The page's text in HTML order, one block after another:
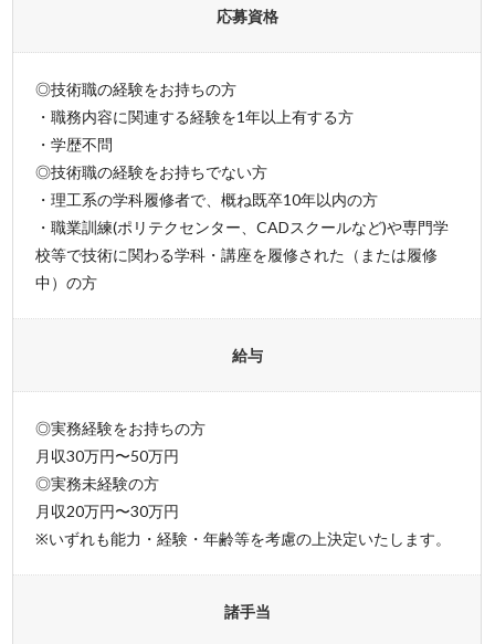
応募資格
◎技術職の経験をお持ちの方
・職務内容に関連する経験を1年以上有する方
・学歴不問
◎技術職の経験をお持ちでない方
・理工系の学科履修者で、概ね既卒10年以内の方
・職業訓練(ポリテクセンター、CADスクールなど)や専門学
校等で技術に関わる学科・講座を履修された（または履修
中）の方
給与
◎実務経験をお持ちの方
月収30万円〜50万円
◎実務未経験の方
月収20万円〜30万円
※いずれも能力・経験・年齢等を考慮の上決定いたします。
諸手当